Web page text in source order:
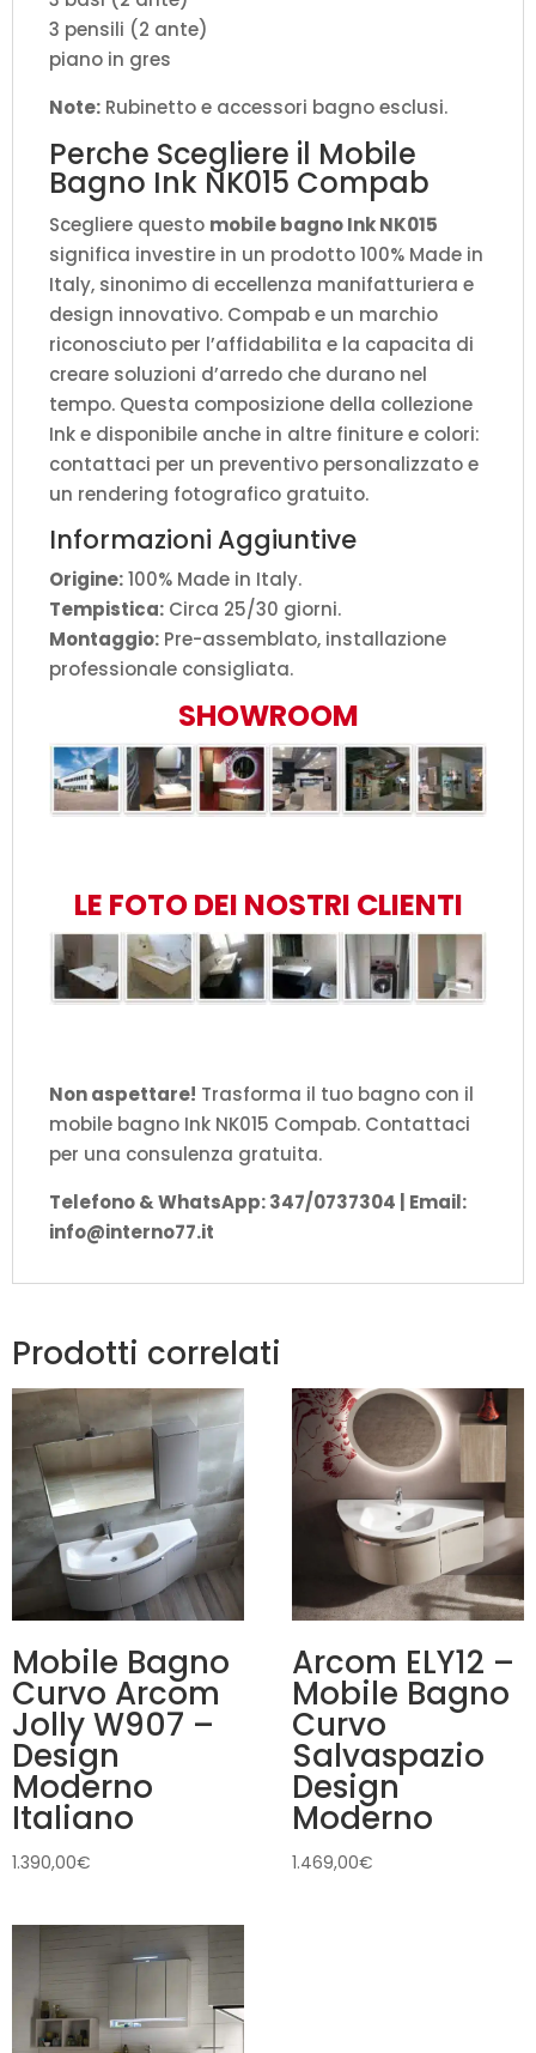
3 pensili (2 ante)
piano in gres
Note: Rubinetto e accessori bagno esclusi.
Perche Scegliere il Mobile
Bagno Ink NK015 Compab
Scegliere questo mobile bagno Ink NK015
significa investire in un prodotto 100% Made in
Italy, sinonimo di eccellenza manifatturiera e
design innovativo. Compab e un marchio
riconosciuto per l’affidabilita e la capacita di
creare soluzioni d’arredo che durano nel
tempo. Questa composizione della collezione
Ink e disponibile anche in altre finiture e colori:
contattaci per un preventivo personalizzato e
un rendering fotografico gratuito.
Informazioni Aggiuntive
Origine:100% Made in Italy.
Tempistica: Circa 25/30 giorni.
Montaggio: Pre-assemblato, installazione
professionale consigliata.
SHOWROOM
LE FOTO DEI NOSTRI CLIENTI
Non aspettare! Trasforma il tuo bagno con il
mobile bagno Ink NK015 Compab. Contattaci
per una consulenza gratuita.
Telefono & WhatsApp: 347/0737304 | Email:
info@interno77.it
Prodotti correlati
Mobile Bagno
Curvo Arcom
Jolly W907 –
Design
Moderno
Italiano
1.390,00€
Arcom ELY12 –
Mobile Bagno
Curvo
Salvaspazio
Design
Moderno
1.469,00€